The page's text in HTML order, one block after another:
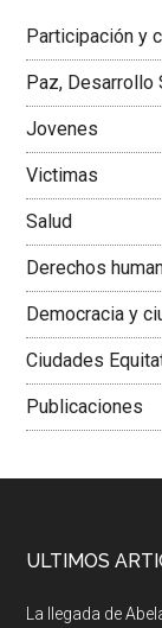
Colombiana
Participación y
Paz,
Jovenes
Victimas
Salud
Derechos
Democracia y
Ciudades
Publicaciones
ULTIMOS
La llegada de